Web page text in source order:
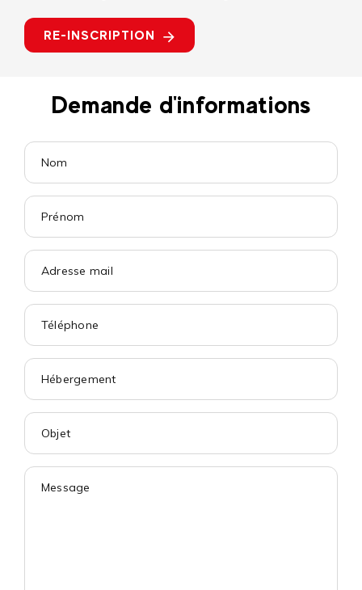
RE-INSCRIPTION
Demande d'informations